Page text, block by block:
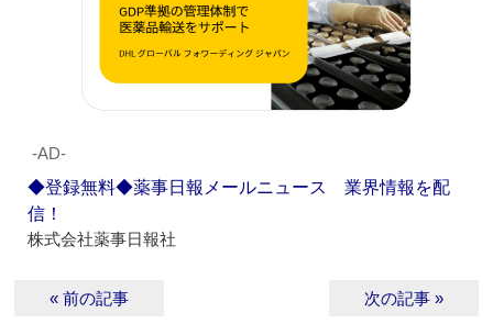
‐AD‐
◆登録無料◆薬事日報メールニュース 業界情報を配
信！
株式会社薬事日報社
« 前の記事 次の記事 »